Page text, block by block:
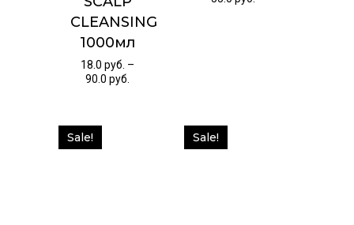
CLEANSING
1000мл
18.0руб. –
90.0руб.
Sale! Sale!